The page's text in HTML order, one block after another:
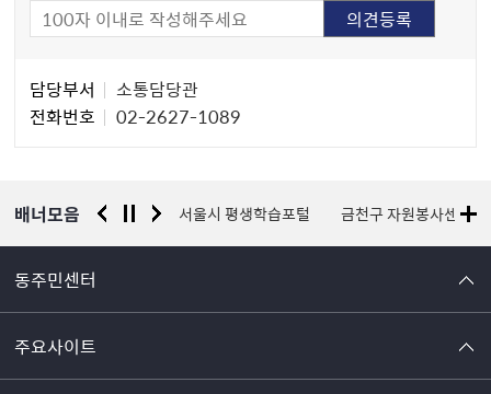
자
담당부서
소통담당관
전화번호
02-2627-1089
배너모음
경찰청 유실물 통합포털 서울시 평생학습포털 금천구 자원봉사센터
동주민센터
주요사이트